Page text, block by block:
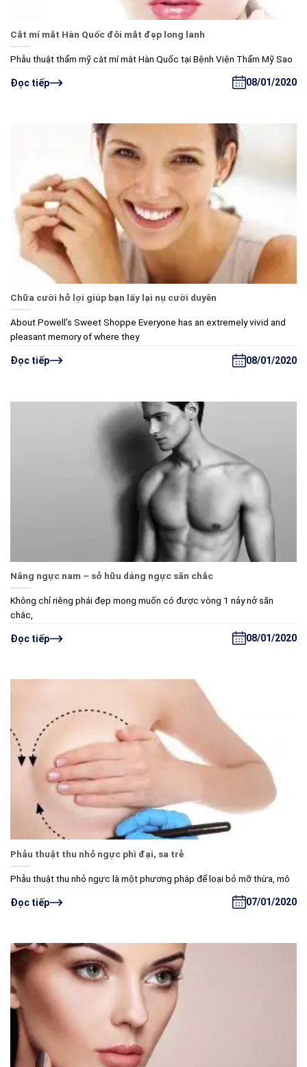
Cắt mí mắt Hàn Quốc đôi mắt đẹp long lanh
Phẫu thuật thẩm mỹ cắt mí mắt Hàn Quốc tại Bệnh Viện Thẩm Mỹ Sao
Đọc tiếp 08/01/2020
Chữa cười hở lợi giúp bạn lấy lại nụ cười duyên
About Powell’s Sweet Shoppe Everyone has an extremely vivid and
pleasant memory of where they
Đọc tiếp 08/01/2020
Nâng ngực nam – sở hữu dáng ngực săn chắc
Không chỉ riêng phái đẹp mong muốn có được vòng 1 nảy nở săn
chắc,
Đọc tiếp 08/01/2020
Phẫu thuật thu nhỏ ngực phì đại, sa trễ
Phẫu thuật thu nhỏ ngực là một phương pháp để loại bỏ mỡ thừa, mô
Đọc tiếp 07/01/2020